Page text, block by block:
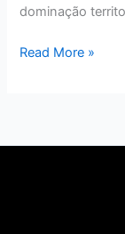
dominação
Read More »